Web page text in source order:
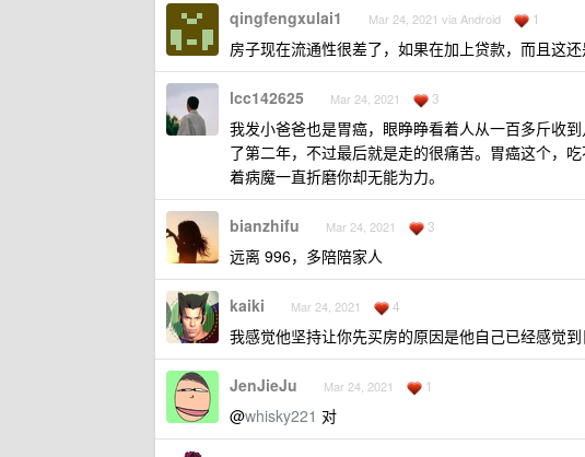
qingfengxulai1 Mar 24, 2021 via Android 1
房子现在流通性很差了，如果在加上贷款，而且这还
lcc142625 Mar 24, 2021 3
我发小爸爸也是胃癌，眼睁睁看着人从一百多斤收
了第二年，不过最后就是走的很痛苦。胃癌这个，
着病魔一直折磨你却无能为力。
bianzhifu Mar 24, 2021 3
远离 996，多陪陪家人
kaiki Mar 24, 2021 4
我感觉他坚持让你先买房的原因是他自己已经感觉
JenJieJu Mar 24, 2021 1
@whisky221 对